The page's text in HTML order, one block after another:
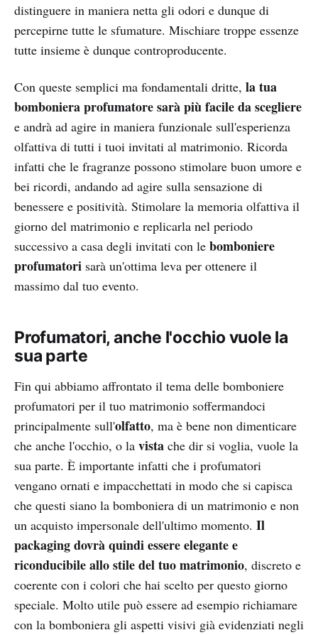
distinguere in maniera netta gli odori e dunque di
percepirne tutte le sfumature. Mischiare troppe essenze
tutte insieme è dunque controproducente.
Con queste semplici ma fondamentali dritte, la tua
bomboniera profumatore sarà più facile da scegliere
e andrà ad agire in maniera funzionale sull'esperienza
olfattiva di tutti i tuoi invitati al matrimonio. Ricorda
infatti che le fragranze possono stimolare buon umore e
bei ricordi, andando ad agire sulla sensazione di
benessere e positività. Stimolare la memoria olfattiva il
giorno del matrimonio e replicarla nel periodo
successivo a casa degli invitati con le bomboniere
profumatori sarà un'ottima leva per ottenere il
massimo dal tuo evento.
Profumatori, anche l'occhio vuole la
sua parte
Fin qui abbiamo affrontato il tema delle bomboniere
profumatori per il tuo matrimonio soffermandoci
principalmente sull'olfatto, ma è bene non dimenticare
che anche l'occhio, o la vista che dir si voglia, vuole la
sua parte. È importante infatti che i profumatori
vengano ornati e impacchettati in modo che si capisca
che questi siano la bomboniera di un matrimonio e non
un acquisto impersonale dell'ultimo momento. Il
packaging dovrà quindi essere elegante e
riconducibile allo stile del tuo matrimonio, discreto e
coerente con i colori che hai scelto per questo giorno
speciale. Molto utile può essere ad esempio richiamare
con la bomboniera gli aspetti visivi già evidenziati negli